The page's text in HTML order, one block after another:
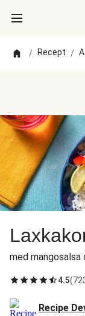
/ Recept /
med mangosalsa
4.5(
Recipe